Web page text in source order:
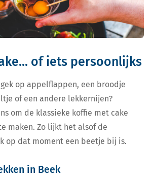
of iets persoonlijks
op appelflappen, een broodje
of een andere lekkernijen?
om de klassieke koffie met cake
maken. Zo lijkt het alsof de
op dat moment een beetje bij is.
in Beek